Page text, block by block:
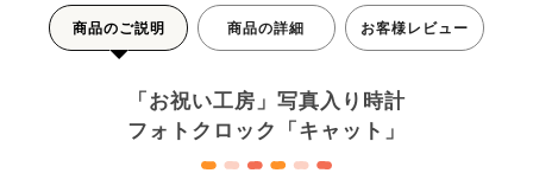
商品のご説明 商品の詳細 お客様レビュー
「お祝い工房」写真入り時計
フォトクロック「キャット」